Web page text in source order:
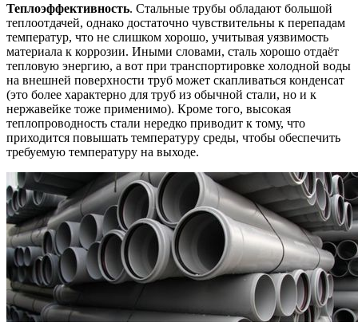
Теплоэффективность. Стальные трубы обладают большой
теплоотдачей, однако достаточно чувствительны к перепадам
температур, что не слишком хорошо, учитывая уязвимость
материала к коррозии. Иными словами, сталь хорошо отдаёт
тепловую энергию, а вот при транспортировке холодной воды
на внешней поверхности труб может скапливаться конденсат
(это более характерно для труб из обычной стали, но и к
нержавейке тоже применимо). Кроме того, высокая
теплопроводность стали нередко приводит к тому, что
приходится повышать температуру среды, чтобы обеспечить
требуемую температуру на выходе.